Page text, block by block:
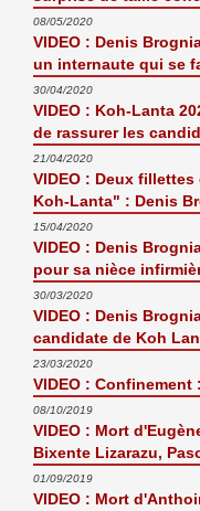
08/05/2020
VIDEO : Denis
un internaute qui se
30/04/2020
VIDEO : Koh-Lanta
de rassurer les
21/04/2020
VIDEO : Deux
Koh-Lanta" : Denis
15/04/2020
VIDEO : Denis
pour sa nièce
30/03/2020
VIDEO : Denis
candidate de Koh
23/03/2020
VIDEO :
08/10/2019
VIDEO : Mort
Bixente Lizarazu,
01/09/2019
VIDEO : Mort